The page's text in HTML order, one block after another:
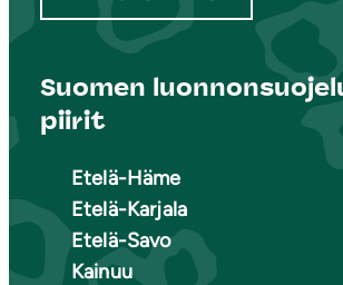
Suomen
piirit
Etelä-Häme
Etelä-Karjala
Etelä-Savo
Kainuu